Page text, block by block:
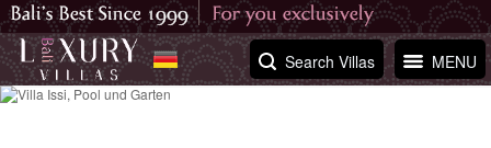
MENU
Search Villas